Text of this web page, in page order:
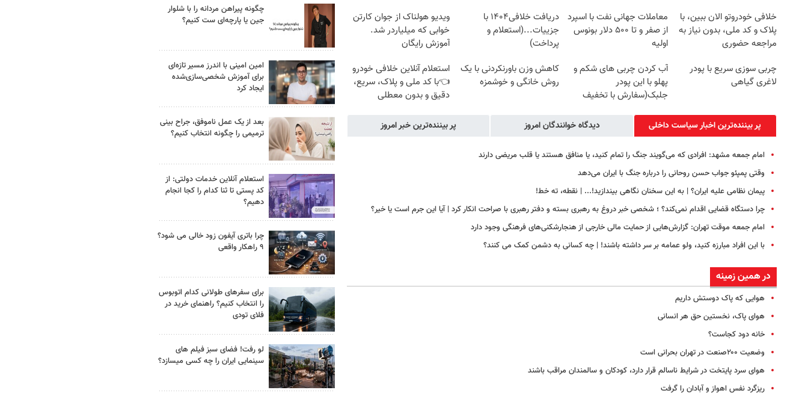
خلافی خودروتو الان ببین، با
پلاک و کد ملی، بدون نیاز به
مراجعه حضوری
معاملات جهانی نفت با اسپرد
از صفر و تا ۵۰۰ دلار بونوس
اولیه
دریافت خلافی۱۴۰۴ با
جزییات...(استعلام و
پرداخت)
ویدیو هولناک از جوان کارتن
خوابی که میلیاردر شد.
آموزش رایگان
چربی سوزی سریع با پودر
لاغری گیاهی
آب کردن چربی های شکم و
پهلو با این پودر
جلبک(سفارش با تخفیف
کاهش وزن باورنکردنی با یک
روش خانگی و خوشمزه
استعلام آنلاین خلافی خودرو
👈با کد ملی و پلاک، سریع،
دقیق و بدون معطلی
پر بیننده‌ترین اخبار سیاست داخلی دیدگاه خوانندگان امروز پر بیننده‌ترین خبر امروز
امام جمعه مشهد: افرادی که می‌گویند جنگ را تمام کنید، یا منافق هستند یا قلب مریضی دارند
وقتی پمپئو جواب حسن روحانی را درباره جنگ با ایران می‌دهد
پیمان نظامی علیه ایران؟ | به این سخنان نگاهی بیندازید!‌... | نقطه، ته خط!
چرا دستگاه قضایی اقدام نمی‌کند؟ ؛ شخصی خبر دروغ به رهبری بسته و دفتر رهبری با صراحت انکار کرد | آیا این جرم است یا خیر؟
امام جمعه موقت تهران: گزارش‌هایی از حمایت مالی خارجی از هنجارشکنی‌های فرهنگی وجود دارد
با این افراد مبارزه کنید، ولو عمامه بر سر داشته باشند! | چه کسانی به دشمن کمک می کنند؟
در همین زمینه
هوایی که پاک دوستش داریم
هوای پاک، نخستین حق هر انسانی
خانه دود کجاست؟
وضعیت ۲۰۰صنعت در تهران بحرانی است
هوای سرد پایتخت در شرایط ناسالم قرار دارد، کودکان و سالمندان مراقب باشند
ریزگرد نفس اهواز و آبادان را گرفت
چگونه پیراهن مردانه را با شلوار
جین یا پارچه‌ای ست کنیم؟
امین امینی با اندرز مسیر تازه‌ای
برای آموزش شخصی‌سازی‌شده
ایجاد کرد
بعد از یک عمل ناموفق، جراح بینی
ترمیمی را چگونه انتخاب کنیم؟
استعلام آنلاین خدمات دولتی: از
کد پستی تا ثنا کدام را کجا انجام
دهیم؟
چرا باتری آیفون زود خالی می شود؟
۹ راهکار واقعی
برای سفرهای طولانی کدام اتوبوس
را انتخاب کنیم؟ راهنمای خرید در
فلای تودی
لو رفت! فضای سبز فیلم های
سینمایی ایران را چه کسی میسازد؟